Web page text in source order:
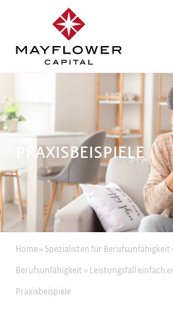
PRAXISBEISPIELE
Home » Spezialisten für Berufsunfähigkeit
Berufsunfähigkeit » Leistungsfall einfach
Praxisbeispiele